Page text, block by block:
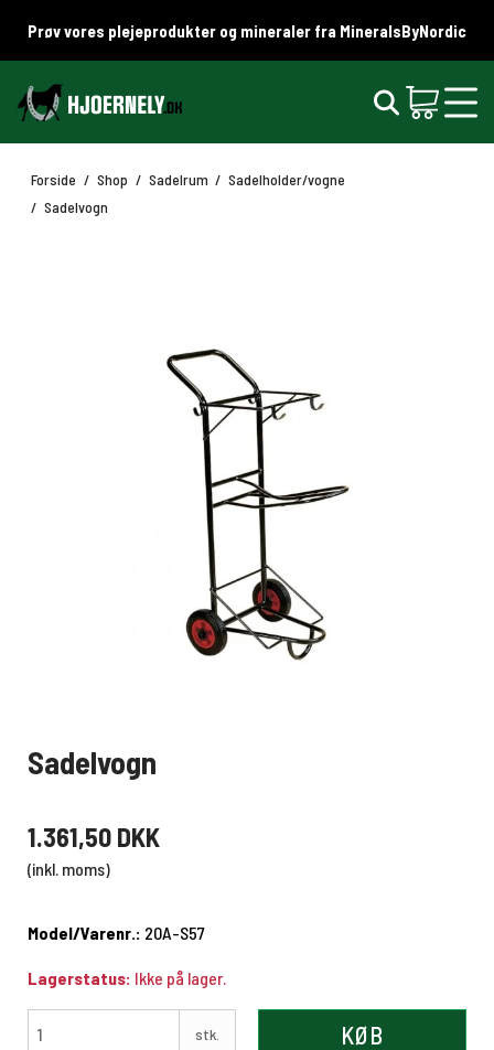
Prøv vores plejeprodukter og mineraler fra MineralsByNordic
Forside / Shop / Sadelrum / Sadelholder/vogne
/ Sadelvogn
Sadelvogn
1.361,50 DKK
(inkl. moms)
Model/Varenr.: 20A-S57
Lagerstatus: Ikke på lager.
stk. KØB